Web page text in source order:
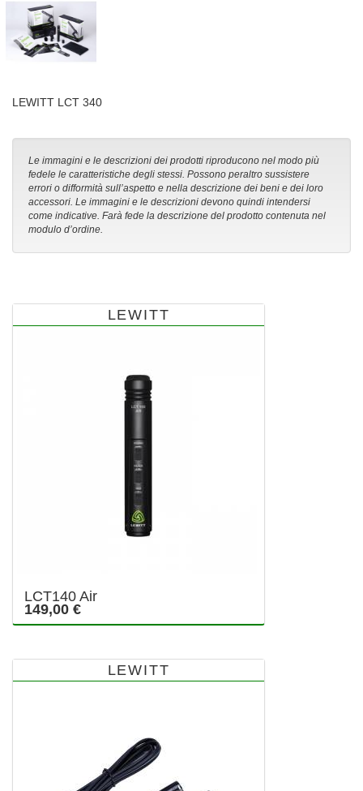
LEWITT LCT 340
Le immagini e le descrizioni dei prodotti riproducono nel modo più
fedele le caratteristiche degli stessi. Possono peraltro sussistere
errori o difformità sull’aspetto e nella descrizione dei beni e dei loro
accessori. Le immagini e le descrizioni devono quindi intendersi
come indicative. Farà fede la descrizione del prodotto contenuta nel
modulo d’ordine.
LEWITT
LCT140 Air
149,00 €
LEWITT